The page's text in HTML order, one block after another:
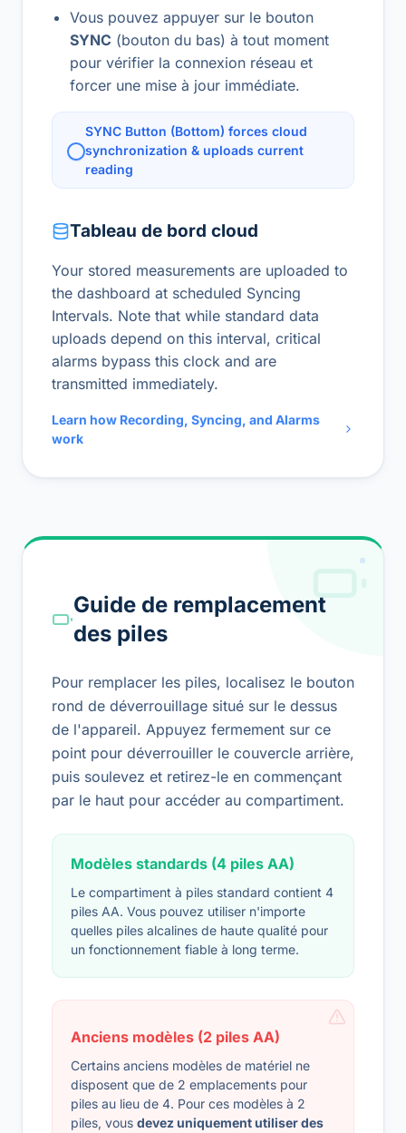
Vous pouvez appuyer sur le bouton
SYNC (bouton du bas) à tout moment
pour vérifier la connexion réseau et
forcer une mise à jour immédiate.
SYNC Button (Bottom) forces cloud
synchronization & uploads current
reading
Tableau de bord cloud
Your stored measurements are uploaded to
the dashboard at scheduled Syncing
Intervals. Note that while standard data
uploads depend on this interval, critical
alarms bypass this clock and are
transmitted immediately.
Learn how Recording, Syncing, and Alarms
work
Guide de remplacement
des piles
Pour remplacer les piles, localisez le bouton
rond de déverrouillage situé sur le dessus
de l'appareil. Appuyez fermement sur ce
point pour déverrouiller le couvercle arrière,
puis soulevez et retirez-le en commençant
par le haut pour accéder au compartiment.
Modèles standards (4 piles AA)
Le compartiment à piles standard contient 4
piles AA. Vous pouvez utiliser n'importe
quelles piles alcalines de haute qualité pour
un fonctionnement fiable à long terme.
Anciens modèles (2 piles AA)
Certains anciens modèles de matériel ne
disposent que de 2 emplacements pour
piles au lieu de 4. Pour ces modèles à 2
piles, vous devez uniquement utiliser des